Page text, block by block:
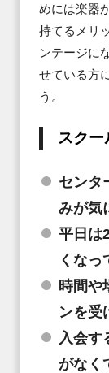
めには楽器
持てるメリ
ンテージに
せている方
う。
スクー
センタ
みが気
平日は
くなっ
時間や
ンを受
入会す
がなく